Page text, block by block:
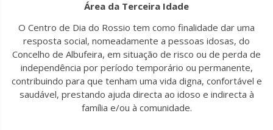
Área da Terceira Idade
O Centro de Dia do Rossio tem como finalidade dar uma
resposta social, nomeadamente a pessoas idosas, do
Concelho de Albufeira, em situação de risco ou de perda de
independência por período temporário ou permanente,
contribuindo para que tenham uma vida digna, confortável e
saudável, prestando ajuda directa ao idoso e indirecta à
família e/ou à comunidade.